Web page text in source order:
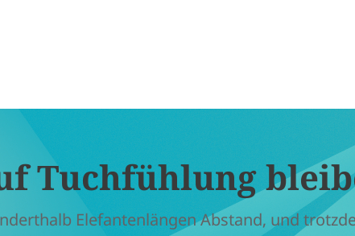
Tuchfühlung
Elefantenlängen Abstand, und